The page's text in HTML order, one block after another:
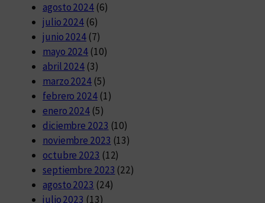
agosto 2024(6)
julio 2024 (6)
junio 2024 (7)
mayo 2024 (10)
abril 2024 (3)
marzo 2024 (5)
febrero 2024(1)
enero 2024 (5)
diciembre 2023 (10)
noviembre 2023 (13)
octubre 2023 (12)
septiembre 2023 (22)
agosto 2023 (24)
julio 2023 (13)